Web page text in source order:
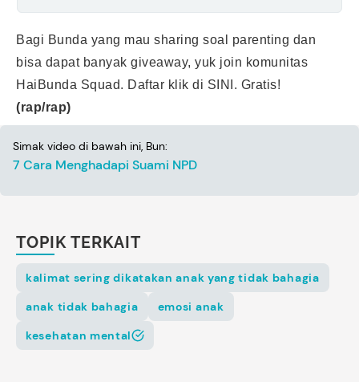
Bagi Bunda yang mau sharing soal parenting dan
bisa dapat banyak giveaway, yuk join komunitas
HaiBunda Squad. Daftar klik di SINI . Gratis!
(rap/rap)
Simak video di bawah ini, Bun:
7 Cara Menghadapi Suami NPD
TOPIK TERKAIT
kalimat sering dikatakan anak yang tidak bahagia
anak tidak bahagia
emosi anak
kesehatan mental